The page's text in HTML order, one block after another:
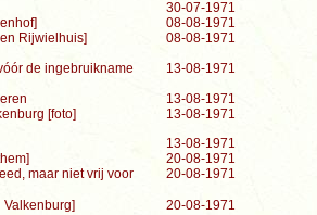
30-07-1971
08-08-1971
Rijwielhuis]
08-08-1971
de ingebruikname
13-08-1971
13-08-1971
[foto]
13-08-1971
13-08-1971
20-08-1971
maar niet vrij voor
20-08-1971
20-08-1971